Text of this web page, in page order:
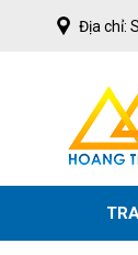
Địa chỉ: